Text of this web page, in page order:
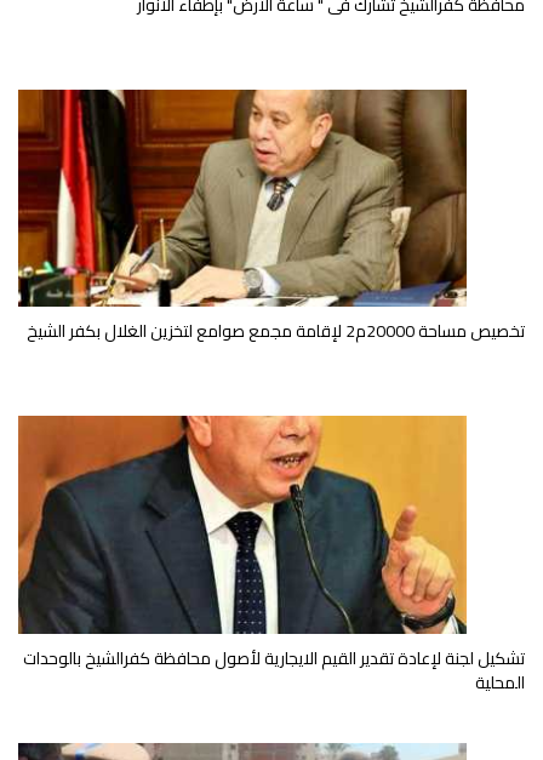
تخصيص مساحة 20000م2 لإقامة مجمع صوامع لتخزين الغلال بكفر الشيخ
تشكيل لجنة لإعادة تقدير القيم الايجارية لأصول محافظة كفرالشيخ بالوحدات
المحلية